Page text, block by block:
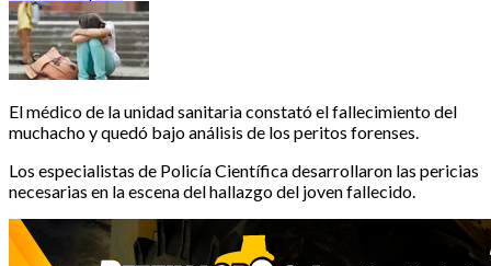
El médico de la unidad sanitaria constató el fallecimiento del
muchacho y quedó bajo análisis de los peritos forenses.
Los especialistas de Policía Científica desarrollaron las pericias
necesarias en la escena del hallazgo del joven fallecido.